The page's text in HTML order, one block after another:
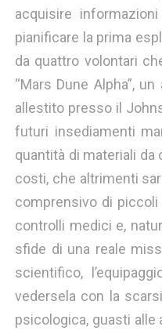
acquisire
pianificare la prima
da quattro volontari
“Mars Dune Alpha”,
allestito presso il
futuri insediamenti
quantità di materiali
costi, che altrimenti
comprensivo di
controlli medici e,
sfide di una reale
scientifico,
vedersela con la
psicologica, guasti